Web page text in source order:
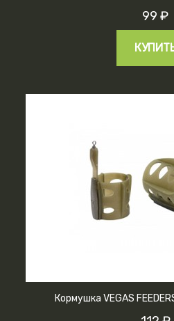
99 ₽
Кормушка VEGAS